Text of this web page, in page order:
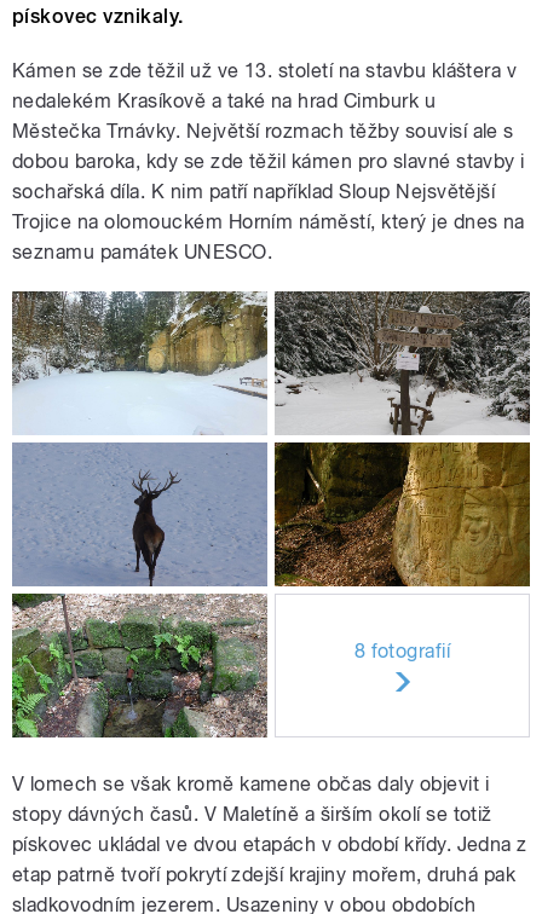
pískovec vznikaly.
Kámen se zde těžil už ve 13. století na stavbu kláštera v
nedalekém Krasíkově a také na hrad Cimburk u
Městečka Trnávky. Největší rozmach těžby souvisí ale s
dobou baroka, kdy se zde těžil kámen pro slavné stavby i
sochařská díla. K nim patří například Sloup Nejsvětější
Trojice na olomouckém Horním náměstí, který je dnes na
seznamu památek UNESCO.
8 fotografií
V lomech se však kromě kamene občas daly objevit i
stopy dávných časů. V Maletíně a širším okolí se totiž
pískovec ukládal ve dvou etapách v období křídy. Jedna z
etap patrně tvoří pokrytí zdejší krajiny mořem, druhá pak
sladkovodním jezerem. Usazeniny v obou obdobích